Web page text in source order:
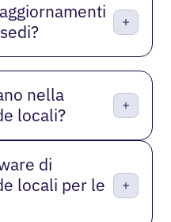
nella
locali?
di
locali per le